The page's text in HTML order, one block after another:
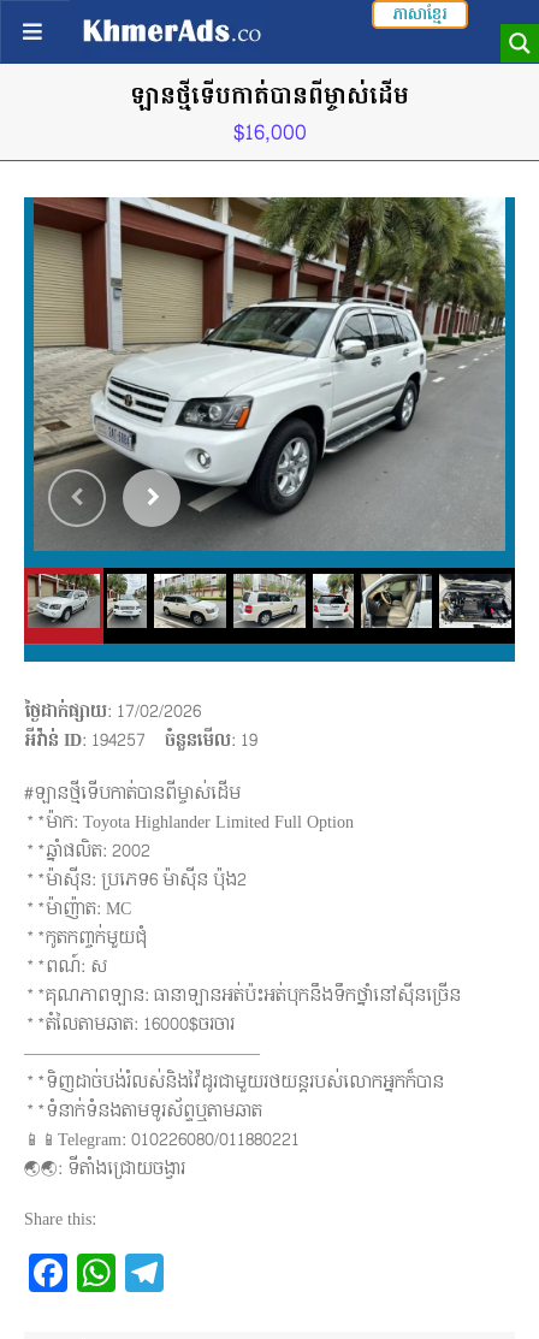
ភាសាខ្មែរ
ឡានថ្មីទេីបកាត់បានពីម្ចាស់ដេីម
$16,000
ថ្ងៃដាក់ផ្សាយ: 17/02/2026
អីវ៉ាន់ ID: 194257 ចំនួនមើល: 19
#ឡានថ្មីទេីបកាត់បានពីម្ចាស់ដេីម
**ម៉ាក: Toyota Highlander Limited Full Option
**ឆ្នាំផលិត: 2002
**ម៉ាសុីន: ប្រភេទ6 ម៉ាសុីន ប៉ុង2
**ម៉ាញ៉ាត: MC
**កូតកញ្ចក់មួយជុំ
**ពណ៍: ស
**គុណភាពឡាន: ធានាឡានអត់ប៉ះអត់បុកនឹងទឹកថ្នាំនៅសុីនច្រេីន
**តំលៃតាមឆាត: 16000$ចរចារ
——————————————
**ទិញដាច់បង់រំលស់និងវ៉ៃដូរជាមួយរថយន្តរបស់លោកអ្នកក៏បាន
**ទំនាក់ទំនងតាមទូរស័ព្ទឬតាមឆាត
📱📱Telegram: 010226080/011880221
🌏🌏: ទីតាំងជ្រោយចង្វារ
Share this:
Facebook
WhatsApp